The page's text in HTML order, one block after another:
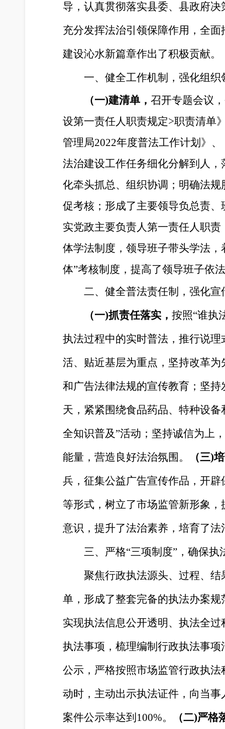
导，认真贯彻落实县委、县政府
充分发挥法治引领保障作用，全
建设沁水新篇章作出了积极贡献。
一、健全工作机制，强化组织
（一)建清单， 召开专题会议
设第一责任人职责规定>职责清单
管理局2022年度普法工作计划》 、
法治建设工作任务细化分解到人，
化牵头抓总、组织协调；明确法规
促考核；形成了主要领导负总责
实党政主要负责人第一责任人职
体学法制度，领导班子带头学法
体”考核制度，提高了领导班子依
二、健全普法责任制，强化宣
（一)抓责任落实， 按照“谁执
执法过程中的实时普法，推行说
活、贴近基层为重点，坚持改革
和广告法律法规的宣传教育；坚
天，紧紧围绕食品药品、特种设
全知识普及”活动；坚持诚信为上
能量，营造良好法治氛围 。 （三)
兵，征集公益广告宣传作品，开
等形式，树立了市场监管新形象
意识，提升了法治素养，培育了
三、严格“三项制度”，确保执
聚焦行政执法源头、过程、
单，形成了整套完备的执法办案
实现执法信息公开透明、执法全
执法事项 ， 梳理编制行政执法事项
公示，严格按照市场监管行政执
动时，主动出示执法证件，向当
案件公示率达到 100%。 （二)严格